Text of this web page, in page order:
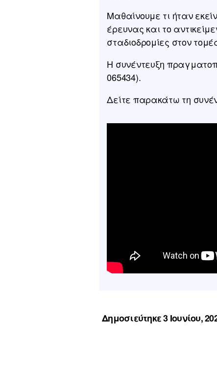
Μαθαίνουμε τι ήταν
έρευνας και το
σταδιοδρομίες στον
Η συνέντευξη
065434).
Δείτε παρακάτω τη
Δημοσιεύτηκε 3 Ιουνίου,